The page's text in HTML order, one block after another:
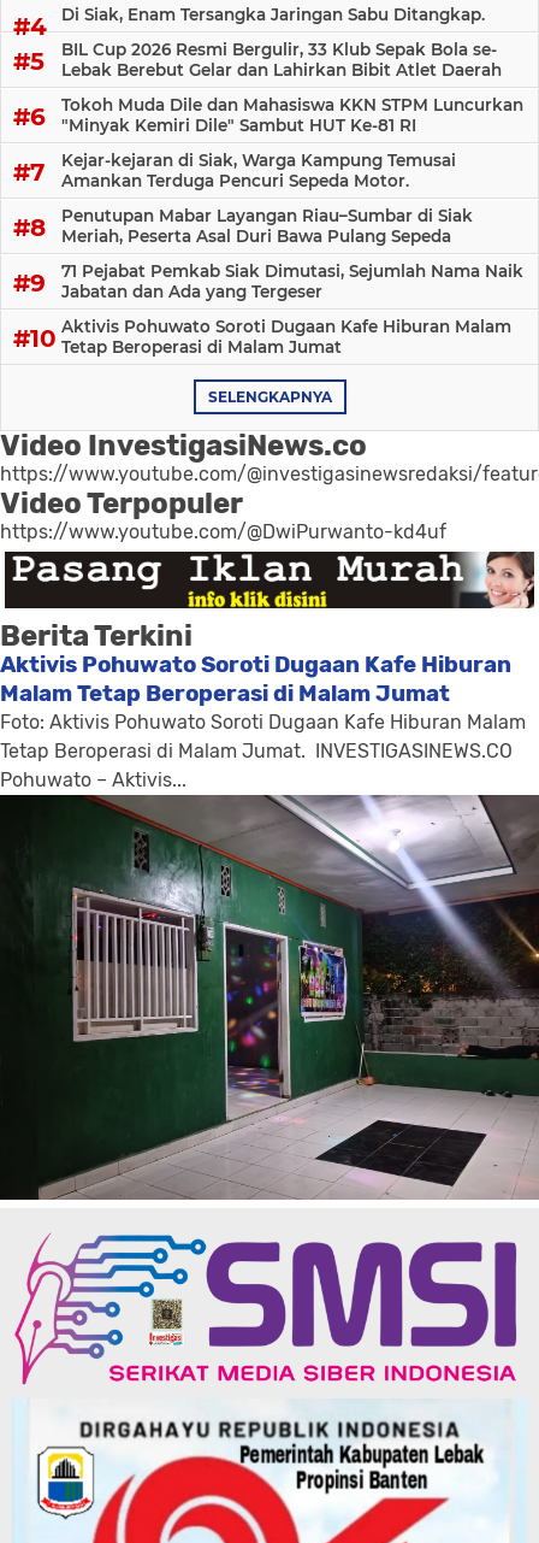
Di Siak, Enam Tersangka Jaringan Sabu Ditangkap.
BIL Cup 2026 Resmi Bergulir, 33 Klub Sepak Bola se-
Lebak Berebut Gelar dan Lahirkan Bibit Atlet Daerah
Tokoh Muda Dile dan Mahasiswa KKN STPM Luncurkan
"Minyak Kemiri Dile" Sambut HUT Ke-81 RI
Kejar-kejaran di Siak, Warga Kampung Temusai
Amankan Terduga Pencuri Sepeda Motor.
Penutupan Mabar Layangan Riau–Sumbar di Siak
Meriah, Peserta Asal Duri Bawa Pulang Sepeda
71 Pejabat Pemkab Siak Dimutasi, Sejumlah Nama Naik
Jabatan dan Ada yang Tergeser
Aktivis Pohuwato Soroti Dugaan Kafe Hiburan Malam
Tetap Beroperasi di Malam Jumat
SELENGKAPNYA
Video InvestigasiNews.co
https://www.youtube.com/@investigasinewsredaksi/
Video Terpopuler
https://www.youtube.com/@DwiPurwanto-kd4uf
Berita Terkini
Aktivis Pohuwato Soroti Dugaan Kafe Hiburan
Malam Tetap Beroperasi di Malam Jumat
Foto: Aktivis Pohuwato Soroti Dugaan Kafe Hiburan Malam
Tetap Beroperasi di Malam Jumat. INVESTIGASINEWS.CO
Pohuwato – Aktivis...